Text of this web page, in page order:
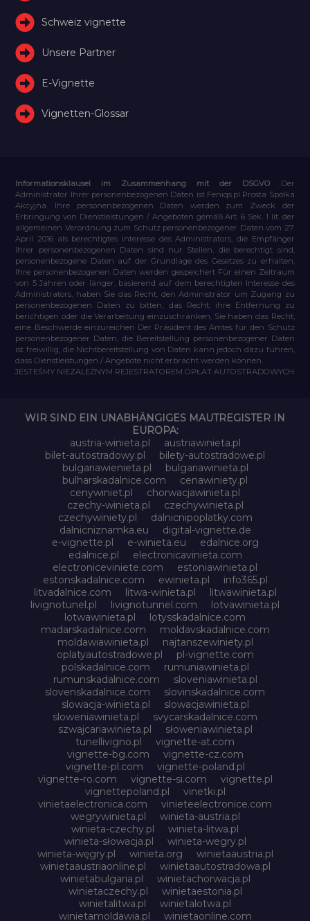
Schweiz vignette
Unsere Partner
E-Vignette
Vignetten-Glossar
Informationsklausel im Zusammenhang mit der DSGVO
Der
Administrator Ihrer personenbezogenen Daten ist Feniqs.pl Prosta Spółka
Akcyjna. Ihre personenbezogenen Daten werden zum Zweck der
Erbringung von Dienstleistungen / Angeboten gemäß Art. 6 Sek. 1 lit. der
allgemeinen Verordnung zum Schutz personenbezogener Daten vom 27.
April 2016 als berechtigtes Interesse des Administrators, die Empfänger
Ihrer personenbezogenen Daten sind nur Stellen, die berechtigt sind,
personenbezogene Daten auf der Grundlage des Gesetzes zu erhalten,
Ihre personenbezogenen Daten werden gespeichert Für einen Zeitraum
von 5 Jahren oder länger, basierend auf dem berechtigten Interesse des
Administrators, haben Sie das Recht, den Administrator um Zugang zu
personenbezogenen Daten zu bitten, das Recht, ihre Entfernung zu
berichtigen oder die Verarbeitung einzuschränken, Sie haben das Recht,
eine Beschwerde einzureichen Der Präsident des Amtes für den Schutz
personenbezogener Daten, die Bereitstellung personenbezogener Daten
ist freiwillig, die Nichtbereitstellung von Daten kann jedoch dazu führen,
dass Dienstleistungen / Angebote nicht erbracht werden können.
JESTEŚMY NIEZALEŻNYM REJESTRATOREM OPŁAT AUTOSTRADOWYCH
WIR SIND EIN UNABHÄNGIGES MAUTREGISTER IN
EUROPA:
austria-winieta.pl
austriawinieta.pl
bilet-autostradowy.pl
bilety-autostradowe.pl
bulgariawienieta.pl
bulgariawinieta.pl
bulharskadalnice.com
cenawiniety.pl
cenywiniet.pl
chorwacjawinieta.pl
czechy-winieta.pl
czechywinieta.pl
czechywiniety.pl
dalnicnipoplatky.com
dalnicniznamka.eu
digital-vignette.de
e-vignette.pl
e-winieta.eu
edalnice.org
edalnice.pl
electronicavinieta.com
electroniceviniete.com
estoniawinieta.pl
estonskadalnice.com
ewinieta.pl
info365.pl
litvadalnice.com
litwa-winieta.pl
litwawinieta.pl
livignotunel.pl
livignotunnel.com
lotvawinieta.pl
lotwawinieta.pl
lotysskadalnice.com
madarskadalnice.com
moldavskadalnice.com
moldawiawinieta.pl
najtanszewiniety.pl
oplatyautostradowe.pl
pl-vignette.com
polskadalnice.com
rumuniawinieta.pl
rumunskadalnice.com
sloveniawinieta.pl
slovenskadalnice.com
slovinskadalnice.com
slowacja-winieta.pl
slowacjawinieta.pl
sloweniawinieta.pl
svycarskadalnice.com
szwajcariawinieta.pl
słoweniawinieta.pl
tunellivigno.pl
vignette-at.com
vignette-bg.com
vignette-cz.com
vignette-pl.com
vignette-poland.pl
vignette-ro.com
vignette-si.com
vignette.pl
vignettepoland.pl
vinetki.pl
vinietaelectronica.com
vinieteelectronice.com
wegrywinieta.pl
winieta-austria.pl
winieta-czechy.pl
winieta-litwa.pl
winieta-słowacja.pl
winieta-wegry.pl
winieta-węgry.pl
winieta.org
winietaaustria.pl
winietaaustriaonline.pl
winietaautostradowa.pl
winietabulgaria.pl
winietachorwacja.pl
winietaczechy.pl
winietaestonia.pl
winietalitwa.pl
winietalotwa.pl
winietamoldawia.pl
winietaonline.com